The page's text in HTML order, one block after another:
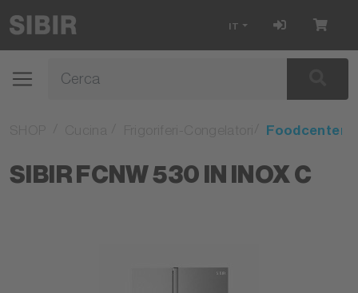
IT
Foodcenter
SIBIR FCNW 530 IN INOX C